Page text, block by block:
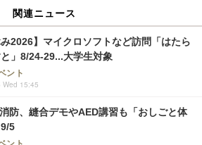
関連ニュース
み2026】マイクロソフトなど訪問「はたら
と」8/24-29...大学生対象
ント
Wed 15:45
防、縫合デモやAED講習も「おしごと体
5